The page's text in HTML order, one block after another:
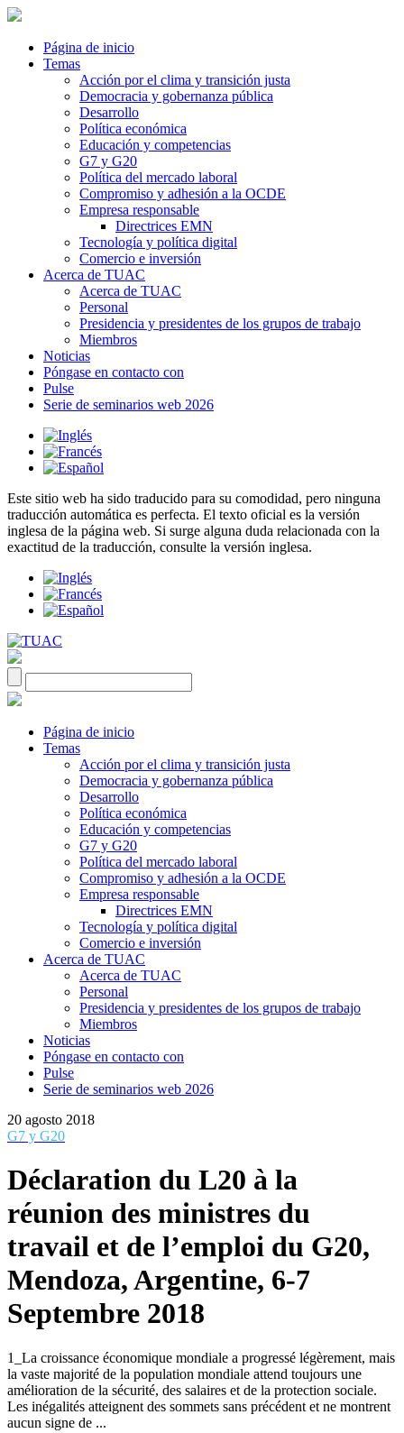
Página de inicio
Temas
Acción por el clima y transición justa
Democracia y gobernanza pública
Desarrollo
Política económica
Educación y competencias
G7 y G20
Política del mercado laboral
Compromiso y adhesión a la OCDE
Empresa responsable
Directrices EMN
Tecnología y política digital
Comercio e inversión
Acerca de TUAC
Acerca de TUAC
Personal
Presidencia y presidentes de los grupos de trabajo
Miembros
Noticias
Póngase en contacto con
Pulse
Serie de seminarios web 2026
Este sitio web ha sido traducido para su comodidad, pero ninguna
traducción automática es perfecta. El texto oficial es la versión
inglesa de la página web. Si surge alguna duda relacionada con la
exactitud de la traducción, consulte la versión inglesa.
Página de inicio
Temas
Acción por el clima y transición justa
Democracia y gobernanza pública
Desarrollo
Política económica
Educación y competencias
G7 y G20
Política del mercado laboral
Compromiso y adhesión a la OCDE
Empresa responsable
Directrices EMN
Tecnología y política digital
Comercio e inversión
Acerca de TUAC
Acerca de TUAC
Personal
Presidencia y presidentes de los grupos de trabajo
Miembros
Noticias
Póngase en contacto con
Pulse
Serie de seminarios web 2026
20 agosto 2018
G7 y G20
Déclaration du L20 à la
réunion des ministres du
travail et de l’emploi du G20,
Mendoza, Argentine, 6-7
Septembre 2018
1_La croissance économique mondiale a progressé légèrement, mais
la vaste majorité de la population mondiale attend toujours une
amélioration de la sécurité, des salaires et de la protection sociale.
Les inégalités atteignent des sommets sans précédent et ne montrent
aucun signe de ...